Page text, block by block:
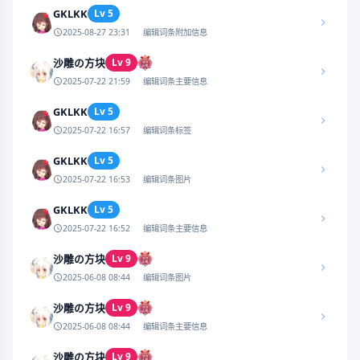
GKLKK Lv 5
2025-08-27 23:31 编辑词条附加信息
沙雕の方块 Lv 9
2025-07-22 21:59 编辑词条主要信息
GKLKK Lv 5
2025-07-22 16:57 编辑词条标签
GKLKK Lv 5
2025-07-22 16:53 编辑词条图片
GKLKK Lv 5
2025-07-22 16:52 编辑词条主要信息
沙雕の方块 Lv 9
2025-06-08 08:44 编辑词条图片
沙雕の方块 Lv 9
2025-06-08 08:44 编辑词条主要信息
沙雕の方块 Lv 9